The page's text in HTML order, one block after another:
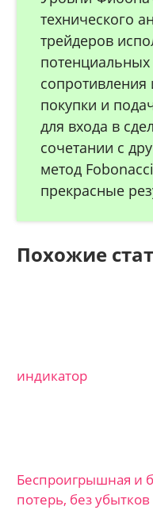
технического
трейдеров
потенциальных
сопротивления
покупки и
для входа в
сочетании с
метод
прекрасные
Похожие
индикатор
Беспроигрышная и
потерь, без убытков